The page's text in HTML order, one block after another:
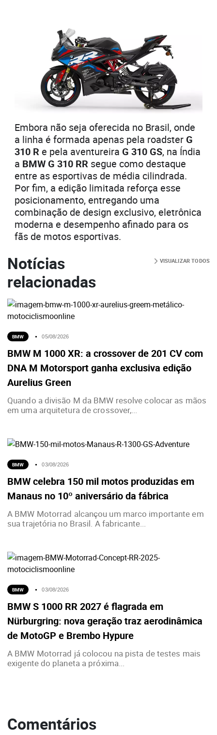
Embora não seja oferecida no Brasil, onde
a linha é formada apenas pela roadster G
310 R e pela aventureira G 310 GS, na Índia
a BMW G 310 RR segue como destaque
entre as esportivas de média cilindrada.
Por fim, a edição limitada reforça esse
posicionamento, entregando uma
combinação de design exclusivo, eletrônica
moderna e desempenho afinado para os
fãs de motos esportivas.
Notícias
relacionadas
VISUALIZAR TODOS
BMW 05/08/2026
BMW M 1000 XR: a crossover de 201 CV com
DNA M Motorsport ganha exclusiva edição
Aurelius Green
Quando a divisão M da BMW resolve colocar as mãos
em uma arquitetura de crossover,...
BMW 03/08/2026
BMW celebra 150 mil motos produzidas em
Manaus no 10º aniversário da fábrica
A BMW Motorrad alcançou um marco importante em
sua trajetória no Brasil. A fabricante...
BMW 03/08/2026
BMW S 1000 RR 2027 é flagrada em
Nürburgring: nova geração traz aerodinâmica
de MotoGP e Brembo Hypure
A BMW Motorrad já colocou na pista de testes mais
exigente do planeta a próxima...
Comentários